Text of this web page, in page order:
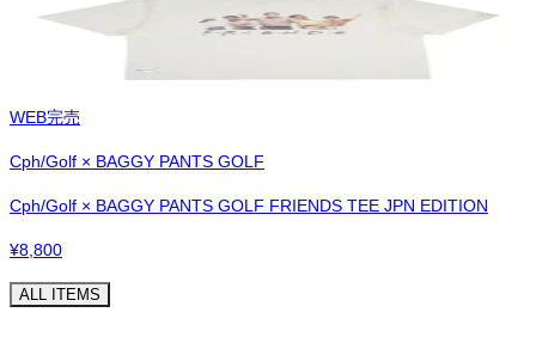
WEB完売
Cph/Golf × BAGGY PANTS GOLF
Cph/Golf × BAGGY PANTS GOLF FRIENDS TEE JPN EDITION
¥8,800
ALL ITEMS